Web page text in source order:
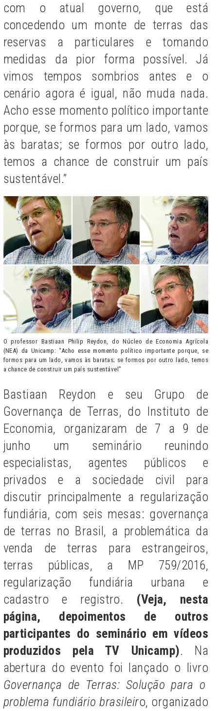
com o atual governo, que está
concedendo um monte de terras das
reservas a particulares e tomando
medidas da pior forma possível. Já
vimos tempos sombrios antes e o
cenário agora é igual, não muda nada.
Acho esse momento político importante
porque, se formos para um lado, vamos
às baratas; se formos por outro lado,
temos a chance de construir um país
sustentável.”
O professor Bastiaan Philip Reydon, do Núcleo de Economia Agrícola
(NEA) da Unicamp: “Acho esse momento político importante porque, se
formos para um lado, vamos às baratas; se formos por outro lado, temos
a chance de construir um país sustentável”
Bastiaan Reydon e seu Grupo de
Governança de Terras, do Instituto de
Economia, organizaram de 7 a 9 de
junho um seminário reunindo
especialistas, agentes públicos e
privados e a sociedade civil para
discutir principalmente a regularização
fundiária, com seis mesas: governança
de terras no Brasil, a problemática da
venda de terras para estrangeiros,
terras públicas, a MP 759/2016,
regularização fundiária urbana e
cadastro e registro. (Veja, nesta
página, depoimentos de outros
participantes do seminário em vídeos
produzidos pela TV Unicamp). Na
abertura do evento foi lançado o livro
Governança de Terras: Solução para o
problema fundiário brasileiro, organizado